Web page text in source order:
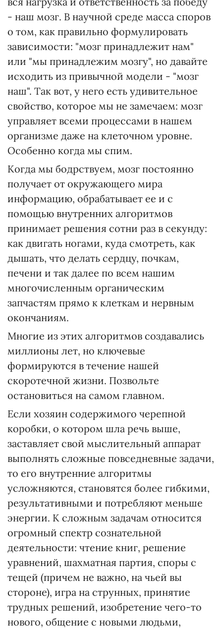
- наш мозг. В научной среде масса споров
о том, как правильно формулировать
зависимости: "мозг принадлежит нам"
или "мы принадлежим мозгу", но давайте
исходить из привычной модели - "мозг
наш". Так вот, у него есть удивительное
свойство, которое мы не замечаем: мозг
управляет всеми процессами в нашем
организме даже на клеточном уровне.
Особенно когда мы спим.
Когда мы бодрствуем, мозг постоянно
получает от окружающего мира
информацию, обрабатывает ее и с
помощью внутренних алгоритмов
принимает решения сотни раз в секунду:
как двигать ногами, куда смотреть, как
дышать, что делать сердцу, почкам,
печени и так далее по всем нашим
многочисленным органическим
запчастям прямо к клеткам и нервным
окончаниям.
Многие из этих алгоритмов создавались
миллионы лет, но ключевые
формируются в течение нашей
скоротечной жизни. Позвольте
остановиться на самом главном.
Если хозяин содержимого черепной
коробки, о котором шла речь выше,
заставляет свой мыслительный аппарат
выполнять сложные повседневные задачи,
то его внутренние алгоритмы
усложняются, становятся более гибкими,
результативными и потребляют меньше
энергии. К сложным задачам относится
огромный спектр сознательной
деятельности: чтение книг, решение
уравнений, шахматная партия, споры с
тещей (причем не важно, на чьей вы
стороне), игра на струнных, принятие
трудных решений, изобретение чего-то
нового, общение с новыми людьми,